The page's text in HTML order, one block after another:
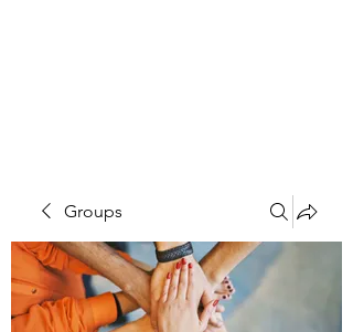
Groups